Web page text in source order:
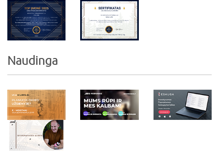
Naudinga